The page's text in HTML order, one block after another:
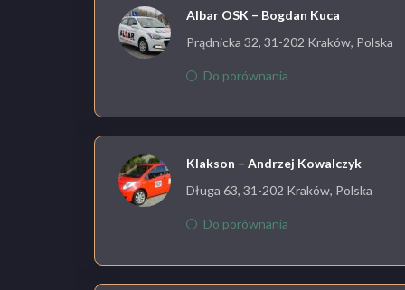
Albar OSK – Bogdan Kuca
Prądnicka 32, 31-202 Kraków, Polska
Do porównania
Klakson – Andrzej Kowalczyk
Długa 63, 31-202 Kraków, Polska
Do porównania